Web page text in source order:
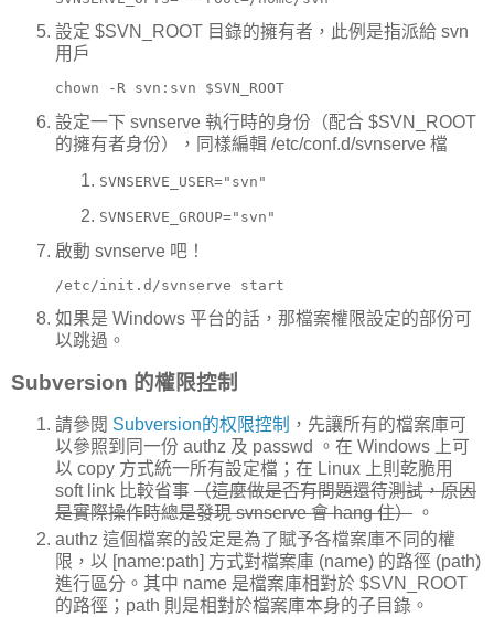
設定 $SVN_ROOT 目錄的擁有者，此例是指派給 svn
用戶
chown -R svn:svn $SVN_ROOT
設定一下 svnserve 執行時的身份（配合 $SVN_ROOT
的擁有者身份），同樣編輯 /etc/conf.d/svnserve 檔
SVNSERVE_USER="svn"
SVNSERVE_GROUP="svn"
啟動 svnserve 吧！
/etc/init.d/svnserve start
如果是 Windows 平台的話，那檔案權限設定的部份可
以跳過。
Subversion 的權限控制
請參閱 Subversion的权限控制 ，先讓所有的檔案庫可
以參照到同一份 authz 及 passwd 。在 Windows 上可
以 copy 方式統一所有設定檔；在 Linux 上則乾脆用
soft link 比較省事 （這麼做是否有問題還待測試，原因
是實際操作時總是發現 svnserve 會 hang 住） 。
authz 這個檔案的設定是為了賦予各檔案庫不同的權
限，以 [name:path] 方式對檔案庫 (name) 的路徑 (path)
進行區分。其中 name 是檔案庫相對於 $SVN_ROOT
的路徑；path 則是相對於檔案庫本身的子目錄。